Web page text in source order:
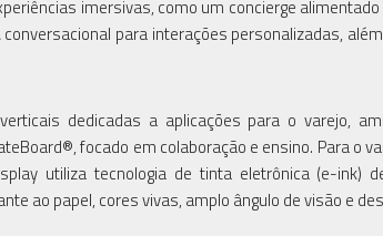
imersivas, como um concierge
conversacional para interações personalizadas,
dedicadas a aplicações para o varejo,
focado em colaboração e ensino. Para o
utiliza tecnologia de tinta eletrônica (e-ink)
ao papel, cores vivas, amplo ângulo de visão e